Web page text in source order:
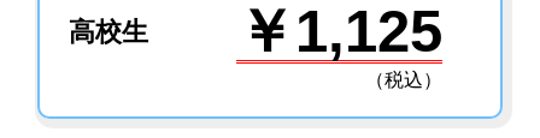
高校生 ￥1,125
（税込）